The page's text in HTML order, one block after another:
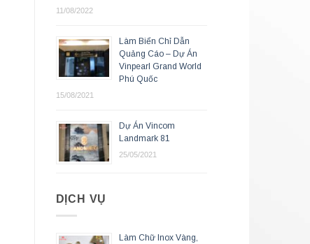
11/08/2022
Làm Biển Chỉ Dẫn
Quảng Cáo – Dự Án
Vinpearl Grand World
Phú Quốc
15/08/2021
Dự Án Vincom
Landmark 81
25/05/2021
DỊCH VỤ
Làm Chữ Inox Vàng,